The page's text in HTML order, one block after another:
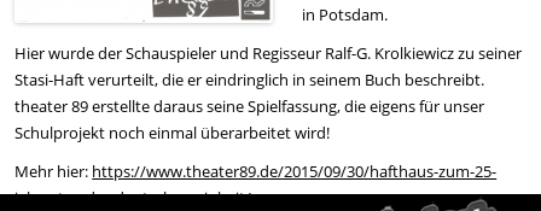
in Potsdam.
Hier wurde der Schauspieler und Regisseur Ralf-G. Krolkiewicz zu seiner
Stasi-Haft verurteilt, die er eindringlich in seinem Buch beschreibt.
theater 89 erstellte daraus seine Spielfassung, die eigens für unser
Schulprojekt noch einmal überarbeitet wird!
Mehr hier: https://www.theater89.de/2015/09/30/hafthaus-zum-25-
jahrestag-der-deutschen-einheit/